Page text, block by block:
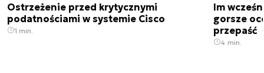
Ostrzeżenie przed krytycznymi
podatnościami w systemie Cisco
1 min.
Im
gorsze
przepaść
4 min.